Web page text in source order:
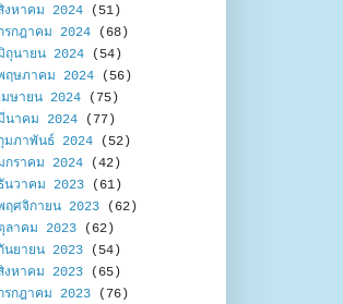
งหาคม 2024 (51)
รกฎาคม 2024 (68)
ถุนายน 2024 (54)
ฤษภาคม 2024 (56)
มษายน 2024 (75)
นาคม 2024 (77)
มภาพันธ์ 2024 (52)
กราคม 2024 (42)
นวาคม 2023 (61)
ฤศจิกายน 2023 (62)
ลาคม 2023 (62)
นยายน 2023 (54)
งหาคม 2023 (65)
รกฎาคม 2023 (76)